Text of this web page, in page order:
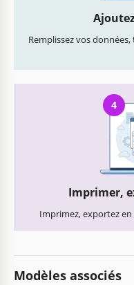
Remplissez vos
4
Imprimer,
Imprimez, exportez
Modèles associés